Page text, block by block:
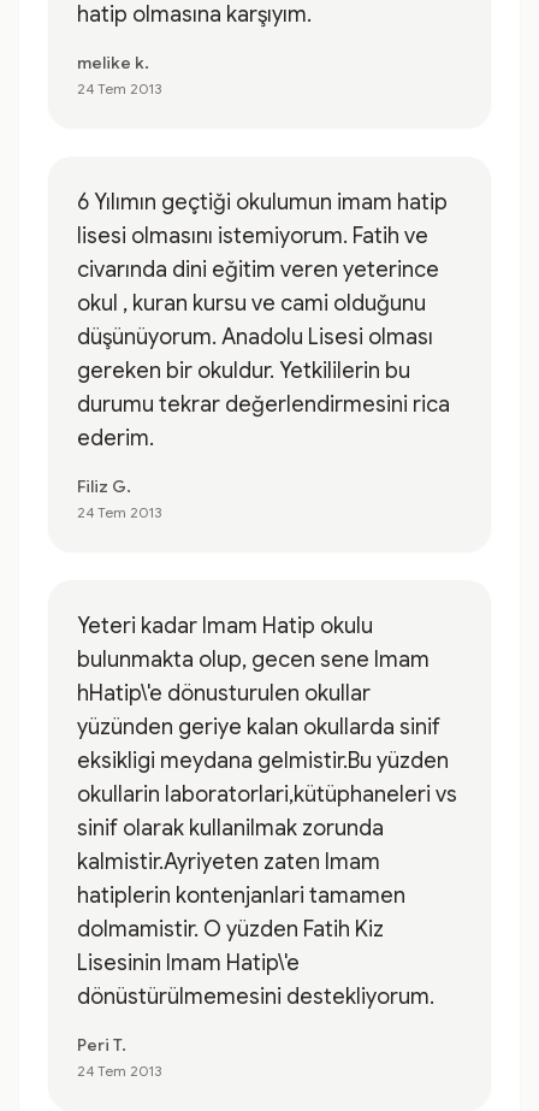
hatip olmasına karşıyım.
melike k.
24 Tem 2013
6 Yılımın geçtiği okulumun imam hatip
lisesi olmasını istemiyorum. Fatih ve
civarında dini eğitim veren yeterince
okul , kuran kursu ve cami olduğunu
düşünüyorum. Anadolu Lisesi olması
gereken bir okuldur. Yetkililerin bu
durumu tekrar değerlendirmesini rica
ederim.
Filiz G.
24 Tem 2013
Yeteri kadar Imam Hatip okulu
bulunmakta olup, gecen sene Imam
hHatip\'e dönusturulen okullar
yüzünden geriye kalan okullarda sinif
eksikligi meydana gelmistir.Bu yüzden
okullarin laboratorlari,kütüphaneleri vs
sinif olarak kullanilmak zorunda
kalmistir.Ayriyeten zaten Imam
hatiplerin kontenjanlari tamamen
dolmamistir. O yüzden Fatih Kiz
Lisesinin Imam Hatip\'e
dönüstürülmemesini destekliyorum.
Peri T.
24 Tem 2013